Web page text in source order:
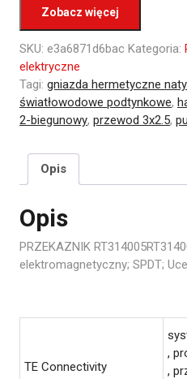
Zobacz więcej
SKU: e3a6871d6bac Kategoria:
elektryczne
Tagi: gniazda hermetyczne
światłowodowe podtynkowe,
2-biegunowy, przewod 3x2.5,
Opis
Opis
PRZEKAZNIK
elektromagnetyczny; SPDT;
TE Connectivity
,
,